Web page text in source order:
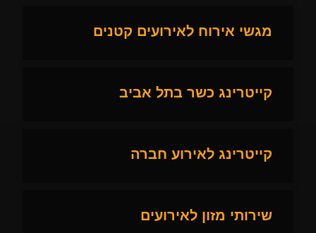
מגשי אירוח לאירועים קטנים
קייטרינג כשר בתל אביב
קייטרינג לאירוע חברה
שירותי מזון לאירועים